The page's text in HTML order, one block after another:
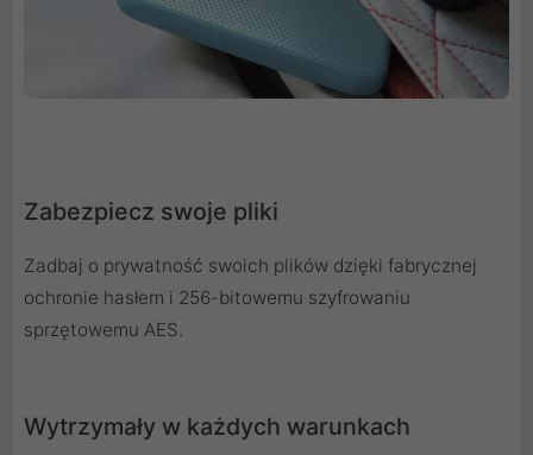
Zabezpiecz swoje pliki
Zadbaj o prywatność swoich plików dzięki fabrycznej
ochronie hasłem i 256-bitowemu szyfrowaniu
sprzętowemu AES.
Wytrzymały w każdych warunkach